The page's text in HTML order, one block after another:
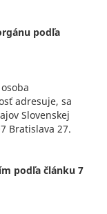
podľa
adresuje, sa
Slovenskej
Bratislava 27.
podľa článku 7